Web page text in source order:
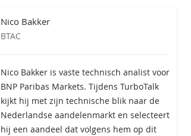
Nico Bakker
BTAC
Nico Bakker is vaste technisch analist voor
BNP Paribas Markets. Tijdens TurboTalk
kijkt hij met zijn technische blik naar de
Nederlandse aandelenmarkt en selecteert
hij een aandeel dat volgens hem op dit